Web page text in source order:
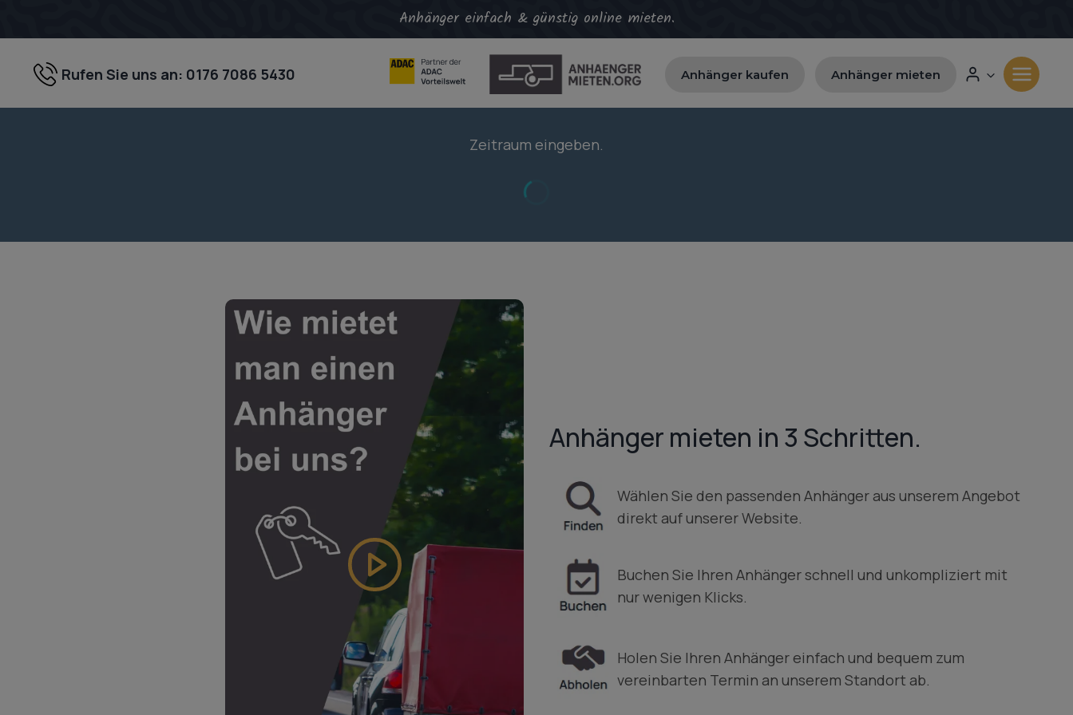
Anhänger einfach & günstig online mieten.
Rufen Sie uns an: 0176 7086 5430 Anhänger kaufen Anhänger mieten
Zeitraum eingeben.
Anhänger mieten in 3 Schritten.
Wählen Sie den passenden Anhänger aus unserem Angebot
direkt auf unserer Website.
Buchen Sie Ihren Anhänger schnell und unkompliziert mit
nur wenigen Klicks.
Holen Sie Ihren Anhänger einfach und bequem zum
vereinbarten Termin an unserem Standort ab.